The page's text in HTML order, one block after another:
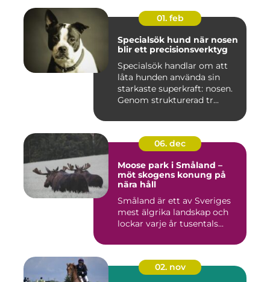
01. feb
Specialsök hund när nosen
blir ett precisionsverktyg
Specialsök handlar om att
låta hunden använda sin
starkaste superkraft: nosen.
Genom strukturerad tr...
06. dec
Moose park i Småland –
möt skogens konung på
nära håll
Småland är ett av Sveriges
mest älgrika landskap och
lockar varje år tusentals...
02. nov